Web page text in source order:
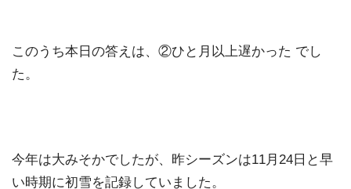
このうち本日の答えは、②ひと月以上遅かった でし
た。
今年は大みそかでしたが、昨シーズンは11月24日と早
い時期に初雪を記録していました。